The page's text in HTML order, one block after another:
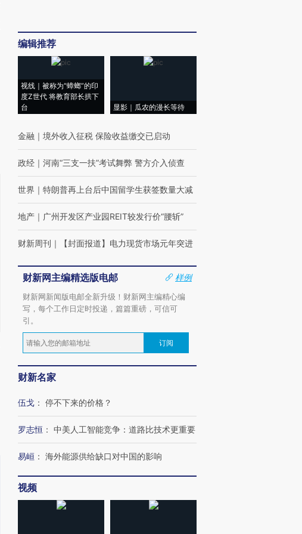
编辑推荐
视线｜被称为“蟑螂”的印
度Z世代 将教育部长拱下
台
显影｜瓜农的漫长等待
金融 ｜ 境外收入征税 保险收益缴交已启动
政经 ｜ 河南“三支一扶”考试舞弊 警方介入侦查
世界 ｜ 特朗普再上台后中国留学生获签数量大减
地产 ｜ 广州开发区产业园REIT较发行价“腰斩”
财新周刊 ｜ 【封面报道】电力现货市场元年突进
财新网主编精选版电邮
样例
财新网新闻版电邮全新升级！财新网主编精心编
写，每个工作日定时投递，篇篇重磅，可信可
引。
订阅
财新名家
伍戈 ： 停不下来的价格？
罗志恒 ： 中美人工智能竞争：道路比技术更重要
易峘 ： 海外能源供给缺口对中国的影响
视频